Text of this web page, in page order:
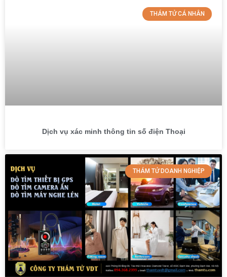
THÁM TỬ CÁ NHÂN
Dịch vụ xác minh thông tin số điện Thoại
THÁM TỬ DOANH NGHIỆP